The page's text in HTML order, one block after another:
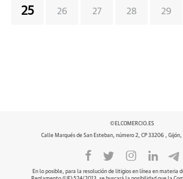
25 26 27 28 29
©ELCOMERCIO.ES
Calle Marqués de San Esteban, número 2, CP 33206 , Gijón,
En lo posible, para la resolución de litigios en línea en materia